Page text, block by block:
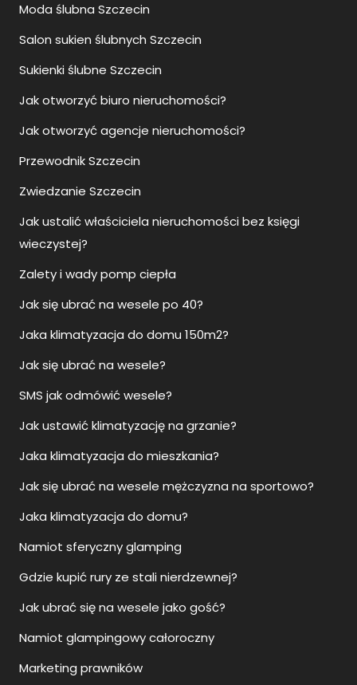
Moda ślubna Szczecin
Salon sukien ślubnych Szczecin
Sukienki ślubne Szczecin
Jak otworzyć biuro nieruchomości?
Jak otworzyć agencje nieruchomości?
Przewodnik Szczecin
Zwiedzanie Szczecin
Jak ustalić właściciela nieruchomości bez księgi
wieczystej?
Zalety i wady pomp ciepła
Jak się ubrać na wesele po 40?
Jaka klimatyzacja do domu 150m2?
Jak się ubrać na wesele?
SMS jak odmówić wesele?
Jak ustawić klimatyzację na grzanie?
Jaka klimatyzacja do mieszkania?
Jak się ubrać na wesele mężczyzna na sportowo?
Jaka klimatyzacja do domu?
Namiot sferyczny glamping
Gdzie kupić rury ze stali nierdzewnej?
Jak ubrać się na wesele jako gość?
Namiot glampingowy całoroczny
Marketing prawników